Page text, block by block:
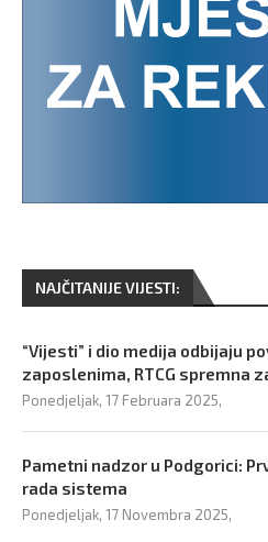
NAJČITANIJE VIJESTI:
“Vijesti” i dio medija odbijaju
zaposlenima, RTCG spremna
Ponedjeljak, 17 Februara 2025,
Pametni nadzor u Podgorici:
rada sistema
Ponedjeljak, 17 Novembra 2025,